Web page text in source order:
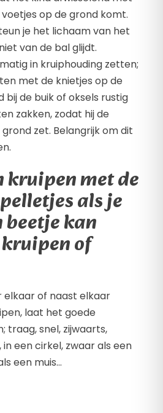
op de grond komt.
je het lichaam van het
van de bal glijdt.
in kruiphouding zetten;
met de knietjes op de
bij de buik of oksels rustig
zakken, zodat hij de
zet. Belangrijk om dit
met de
als je
kan
of
elkaar of naast elkaar
laat het goede
traag, snel, zijwaarts,
een cirkel, zwaar als een
een muis…